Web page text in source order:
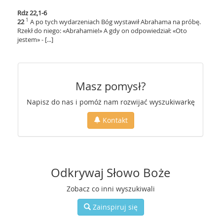
Rdz 22,1-6
22 1 A po tych wydarzeniach Bóg wystawił Abrahama na próbę.
Rzekł do niego: «Abrahamie!» A gdy on odpowiedział: «Oto
jestem» - [...]
Masz pomysł?
Napisz do nas i pomóż nam rozwijać wyszukiwarkę
Kontakt
Odkrywaj Słowo Boże
Zobacz co inni wyszukiwali
Zainspiruj się